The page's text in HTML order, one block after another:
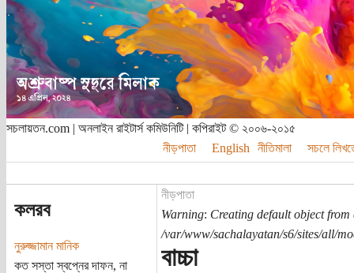
সচলায়তন.com | অনলাইন রাইটার্স কমিউনিটি | কপিরাইট © ২০০৬-২০১৫
নীড়পাতা
English নীতিমালা সচলে
কলরব
নুরুজ্জামান মানিক
কত সস্তা স্বপ্নের দাফন, না
নীড়পাতা
Warning: Creating default object from
/var/www/sachalayatan/s6/sites/all/
বাচ্চা